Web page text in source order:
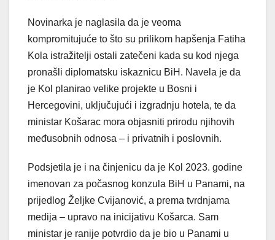
Novinarka je naglasila da je veoma
kompromitujuće to što su prilikom hapšenja Fatiha
Kola istražitelji ostali zatečeni kada su kod njega
pronašli diplomatsku iskaznicu BiH. Navela je da
je Kol planirao velike projekte u Bosni i
Hercegovini, uključujući i izgradnju hotela, te da
ministar Košarac mora objasniti prirodu njihovih
međusobnih odnosa – i privatnih i poslovnih.
Podsjetila je i na činjenicu da je Kol 2023. godine
imenovan za počasnog konzula BiH u Panami, na
prijedlog Željke Cvijanović, a prema tvrdnjama
medija – upravo na inicijativu Košarca. Sam
ministar je ranije potvrdio da je bio u Panami u